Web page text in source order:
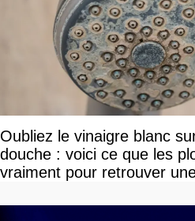
Oubliez le vinaigre blanc
douche : voici ce que les
vraiment pour retrouver